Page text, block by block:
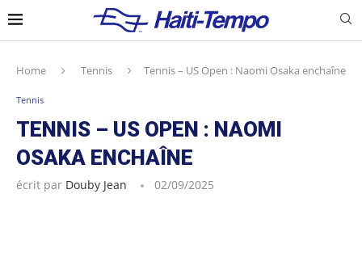
Home Tennis Tennis – US Open : Naomi Osaka enchaîne
Tennis
TENNIS – US OPEN : NAOMI
OSAKA ENCHAÎNE
écrit par Douby Jean 02/09/2025